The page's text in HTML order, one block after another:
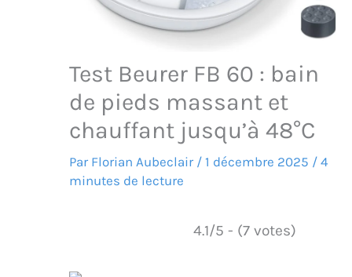
Test Beurer FB 60 : bain
de pieds massant et
chauffant jusqu’à 48°C
Par Florian Aubeclair / 1 décembre 2025 / 4
minutes de lecture
4.1/5 - (7 votes)